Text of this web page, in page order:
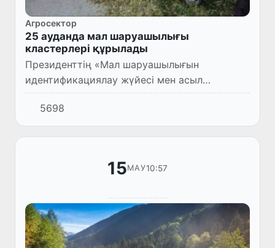
Агросектор
25 ауданда мал шаруашылығы
кластерлері құрылады
Президенттің «Мал шаруашылығын
идентификациялау жүйесі мен асыл
тұқымшылық саласын жетілдіруге қатысты
қосымша іс-шаралар туралы қаулысы
қабылданды.
5698
15МАУ10:57